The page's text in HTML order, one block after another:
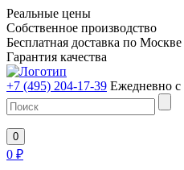
Реальные цены
Собственное производство
Бесплатная доставка по Москве
Гарантия качества
+7 (495) 204-17-39 Ежедневно с
0
0 ₽